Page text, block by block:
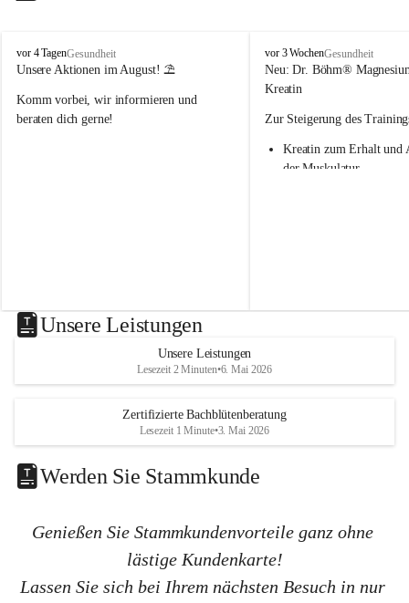
M
a
i
e
n
a
G
vor 4 TagenGesundheit
Unsere Aktionen im August! ⛱️
Komm vorbei, wir informieren und
beraten dich gerne!
M
a
r
e
n
K
G
vor 3 WochenGesundheit
Neu: Dr. Böhm®
Kreatin
Zur Steigerung des
Kreatin zum Erhalt und
der Muskulatur
31.7.2026
Unsere Leistungen
Unsere Leistungen
Lesezeit 2 Minuten•6. Mai 2026
Zertifizierte Bachblütenberatung
Lesezeit 1 Minute•3. Mai 2026
Werden Sie Stammkunde
Genießen Sie Stammkundenvorteile ganz ohne
lästige Kundenkarte!
Lassen Sie sich bei Ihrem nächsten Besuch in nur